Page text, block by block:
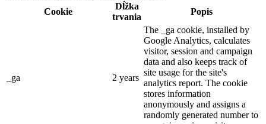
Cookie
Dĺžka
trvania
Popis
_ga 2 years
The _ga cookie, installed by
Google Analytics, calculates
visitor, session and campaign
data and also keeps track of
site usage for the site's
analytics report. The cookie
stores information
anonymously and assigns a
randomly generated number to